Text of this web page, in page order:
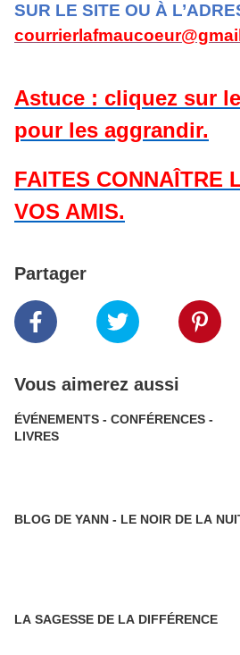
SUR LE SITE OU À
Astuce : cliquez sur
pour les aggrandir.
FAITES CONNAÎTRE
VOS AMIS.
Partager
Vous aimerez aussi
ÉVÉNEMENTS - CONFÉRENCES -
LIVRES
BLOG DE YANN - LE NOIR DE LA
LA SAGESSE DE LA DIFFÉRENCE